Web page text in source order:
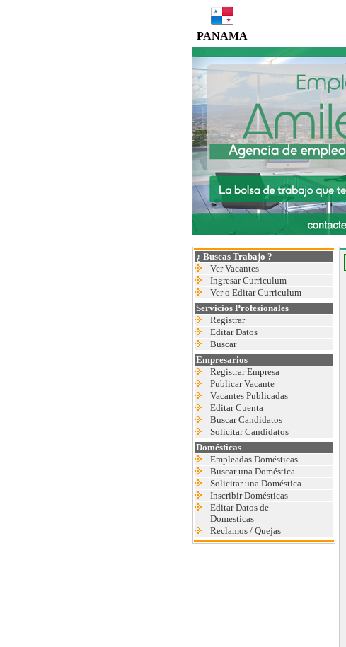
PANAMA
¿ Buscas Trabajo ?
Ver Vacantes
Ingresar Curriculum
Ver o Editar Curriculum
Servicios Profesionales
Registrar
Editar Datos
Buscar
Empresarios
Registrar Empresa
Publicar Vacante
Vacantes Publicadas
Editar Cuenta
Buscar Candidatos
Solicitar Candidatos
Domésticas
Empleadas Domésticas
Buscar una Doméstica
Solicitar una Doméstica
Inscribir Domésticas
Editar Datos de
Domesticas
Reclamos / Quejas